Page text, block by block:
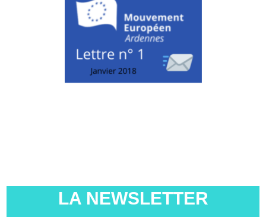
LA NEWSLETTER